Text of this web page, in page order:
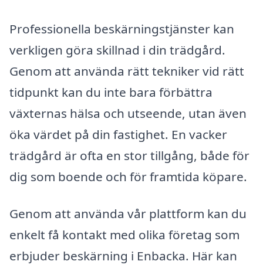
Professionella beskärningstjänster kan
verkligen göra skillnad i din trädgård.
Genom att använda rätt tekniker vid rätt
tidpunkt kan du inte bara förbättra
växternas hälsa och utseende, utan även
öka värdet på din fastighet. En vacker
trädgård är ofta en stor tillgång, både för
dig som boende och för framtida köpare.
Genom att använda vår plattform kan du
enkelt få kontakt med olika företag som
erbjuder beskärning i Enbacka. Här kan